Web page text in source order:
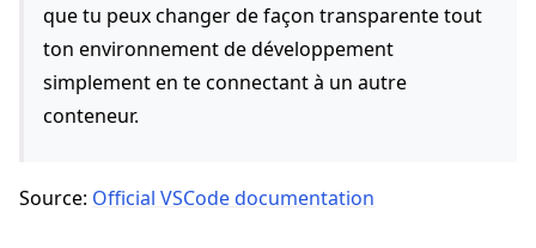
navigation of Reference
navigation of Contribute
que tu peux changer de façon transparente tout
ton environnement de développement
simplement en te connectant à un autre
conteneur.
Source: Official VSCode documentation